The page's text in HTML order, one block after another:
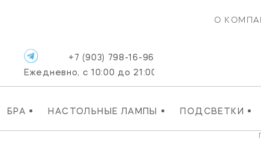
О
БРА • НАСТОЛЬНЫЕ ЛАМПЫ • ПОДСВЕТКИ •
+7 (903) 798-16-96
Ежедневно, с 10:00 до 21:00